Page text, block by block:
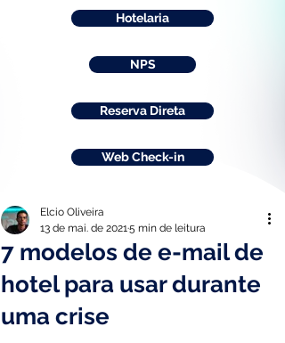
Hotelaria
NPS
Reserva Direta
Web Check-in
7 modelos de e-mail de
hotel para usar durante
uma crise
Elcio Oliveira
13 de mai. de 20215 min de leitura